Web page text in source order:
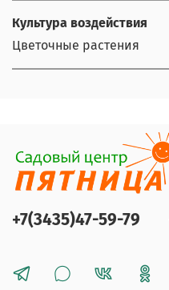
Культура воздействия
Цветочные растения
+7(3435)47-59-79